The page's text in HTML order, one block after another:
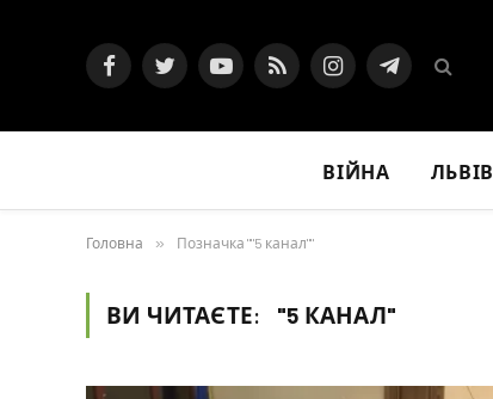
FacebookTwitterYouTubeRSS InstagramTelegram
ВІЙНА ЛЬВІВ
Головна » Позначка ""5 канал""
ВИ ЧИТАЄТЕ: "5 КАНАЛ"